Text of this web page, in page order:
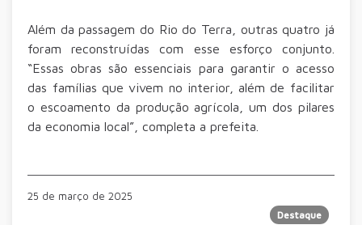
Além da passagem do Rio do Terra, outras quatro já
foram reconstruídas com esse esforço conjunto.
“Essas obras são essenciais para garantir o acesso
das famílias que vivem no interior, além de facilitar
o escoamento da produção agrícola, um dos pilares
da economia local”, completa a prefeita.
25 de março de 2025
Destaque